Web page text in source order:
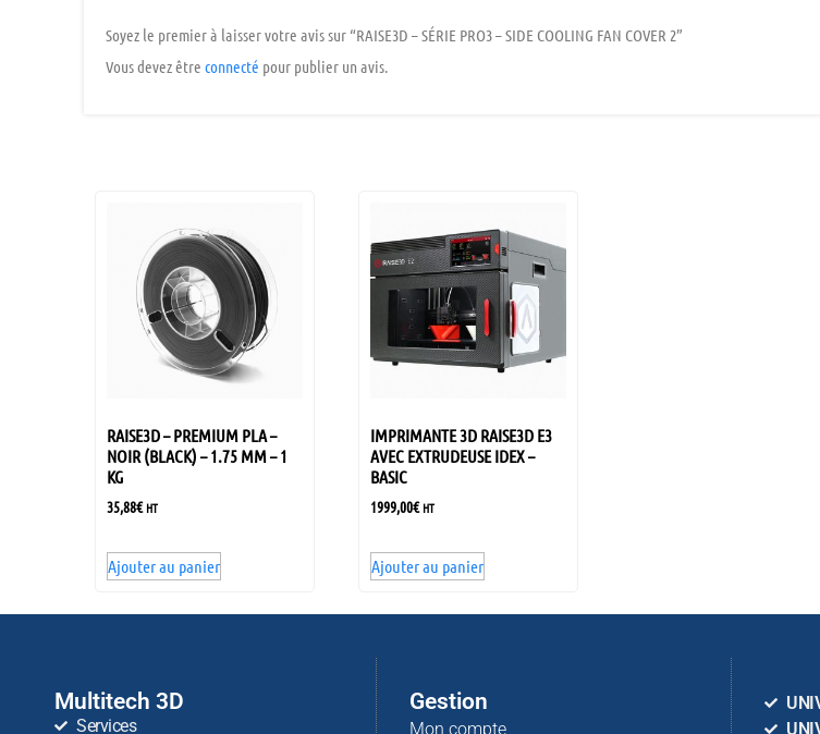
Soyez le premier à laisser votre avis sur “RAISE3D – SÉRIE PRO3 – SIDE COOLING FAN COVER 2”
Vous devez êtreconnecté pour publier un avis.
RAISE3D – PREMIUM PLA –
NOIR (BLACK) – 1.75 MM – 1
KG
35,88€ HT
Ajouter au panier
IMPRIMANTE 3D RAISE3D E3
AVEC EXTRUDEUSE IDEX –
BASIC
1999,00€ HT
Ajouter au panier
Multitech 3D
Services
Gestion
Mon compte